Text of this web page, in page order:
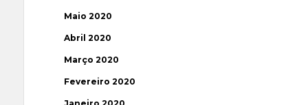
Maio 2020
Abril 2020
Março 2020
Fevereiro 2020